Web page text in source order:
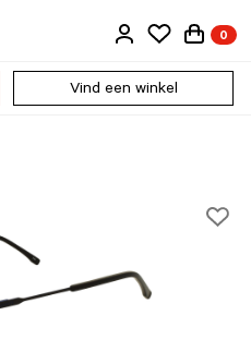
0
Vind een winkel